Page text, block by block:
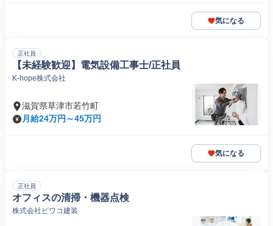
気になる
正社員
【未経験歓迎】電気設備工事士/正社員
K-hope株式会社
滋賀県草津市若竹町
月給24万円～45万円
気になる
正社員
オフィスの清掃・機器点検
株式会社ビワコ建装